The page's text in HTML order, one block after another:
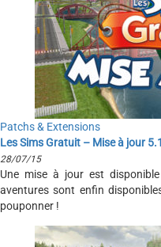
Patchs & Extensions
Les Sims Gratuit – Mise à jour
28/07/15
Une mise à jour est
aventures sont enfin
pouponner !